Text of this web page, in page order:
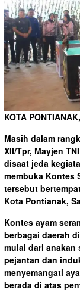
KOTA
Masih dalam
XII/Tpr, Mayjen
disaat jeda
membuka Kontes
tersebut
Kota Pontianak,
Kontes ayam
berbagai daerah
mulai dari anakan
pejantan dan
menyemangati
berada di atas